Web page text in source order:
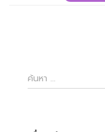
ค้
น
ค้นหา …